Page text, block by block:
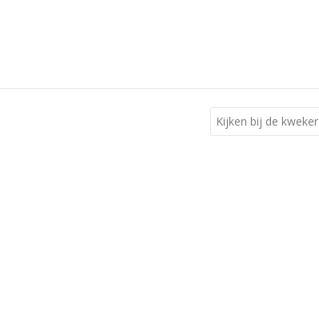
Kijken bij de kweker